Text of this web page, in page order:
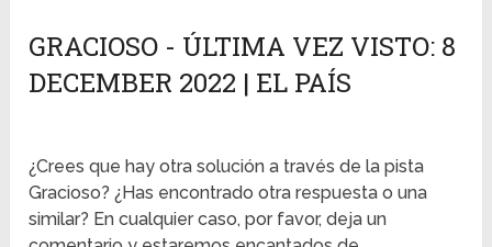
GRACIOSO - ÚLTIMA VEZ VISTO: 8
DECEMBER 2022 | EL PAÍS
¿Crees que hay otra solución a través de la pista
Gracioso? ¿Has encontrado otra respuesta o una
similar? En cualquier caso, por favor, deja un